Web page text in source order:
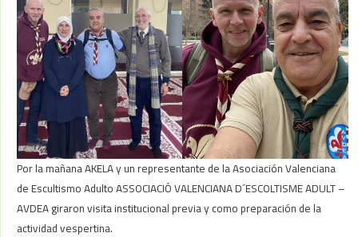
Por la mañana AKELA y un representante de la Asociación Valenciana
de Escultismo Adulto ASSOCIACIÓ VALENCIANA D´ESCOLTISME ADULT –
AVDEA giraron visita institucional previa y como preparación de la
actividad vespertina.
Reciente
Primer taller de fotografía AVDEA
Proyecto Riqueza Natural Au presentado en Conferencia Internacional
de AISG – ISGF en Granada.
Festival de la Canción de Scouts Valencians en Elche.
Festival de la Canción Scout del Moviment Escolta de Valencia.
Conferencia sobre Emociones y su Manejo. Conferencia dictada por el
Scouter César Romero.